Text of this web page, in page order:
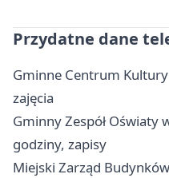
Przydatne dane
Gminne Centrum
zajęcia
Gminny Zespół Oświaty
godziny, zapisy
Miejski Zarząd